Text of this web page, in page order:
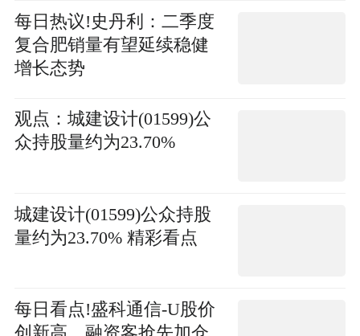
每日热议!史丹利：二季度
复合肥销量有望延续稳健
增长态势
观点：城建设计(01599)公
众持股量约为23.70%
城建设计(01599)公众持股
量约为23.70% 精彩看点
每日看点!盛科通信-U股价